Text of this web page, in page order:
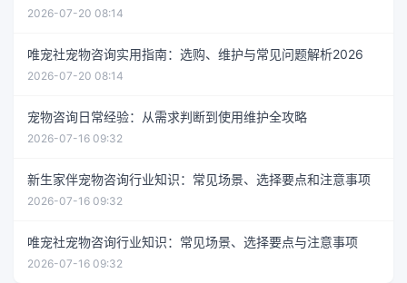
2026-07-20 08:14
唯宠社宠物咨询实用指南：选购、维护与常见问题解析2026
2026-07-20 08:14
宠物咨询日常经验：从需求判断到使用维护全攻略
2026-07-16 09:32
新生家伴宠物咨询行业知识：常见场景、选择要点和注意事项
2026-07-16 09:32
唯宠社宠物咨询行业知识：常见场景、选择要点与注意事项
2026-07-16 09:32